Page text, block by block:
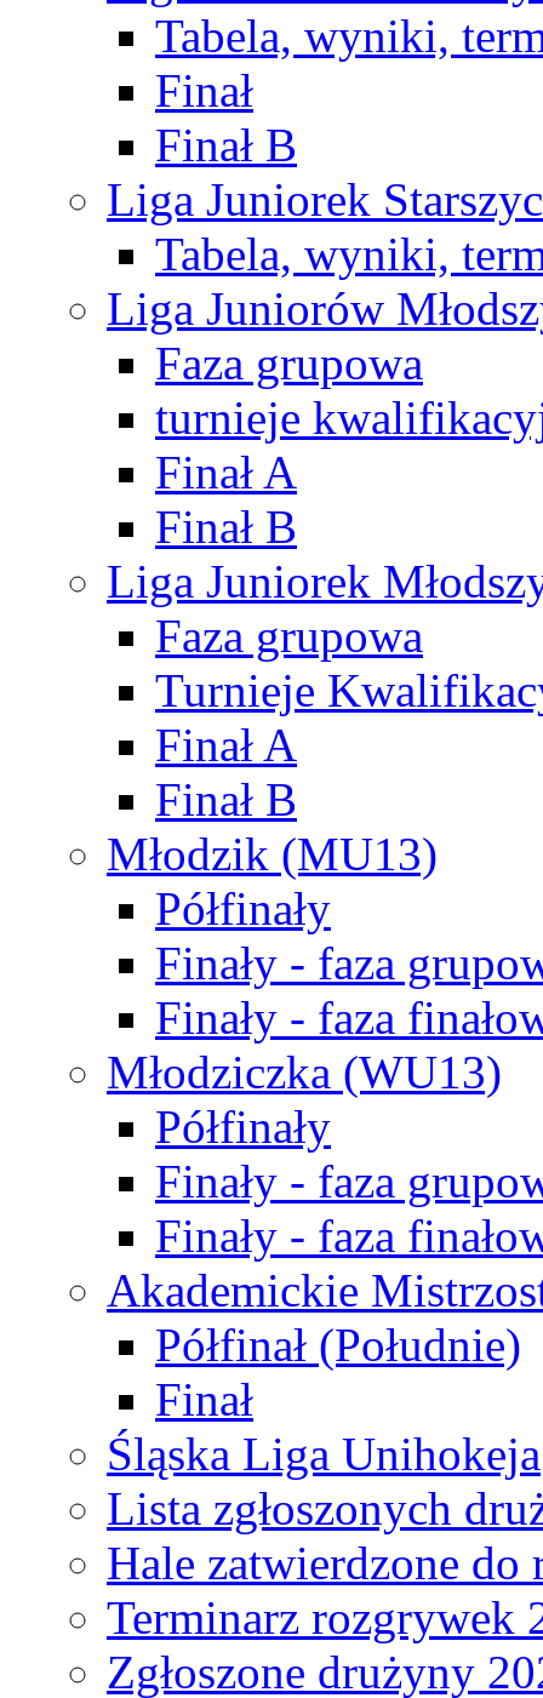
Tabela, wyniki,
Finał
Finał B
Liga Juniorek
Tabela, wyniki,
Liga Juniorów
Faza grupowa
turnieje
Finał A
Finał B
Liga Juniorek
Faza grupowa
Turnieje
Finał A
Finał B
Młodzik (MU13)
Półfinały
Finały - faza
Finały - faza
Młodziczka (WU13)
Półfinały
Finały - faza
Finały - faza
Akademickie
Półfinał (Południe)
Finał
Śląska Liga Unihokeja
Lista zgłoszonych
Hale zatwierdzone do
Terminarz rozgrywek
Zgłoszone drużyny